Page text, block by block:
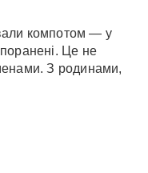
компотом — у
Це не
З родинами,